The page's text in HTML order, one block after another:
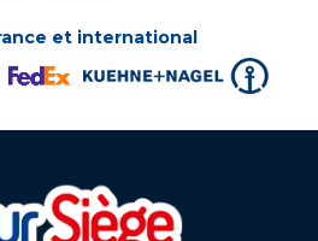
et international